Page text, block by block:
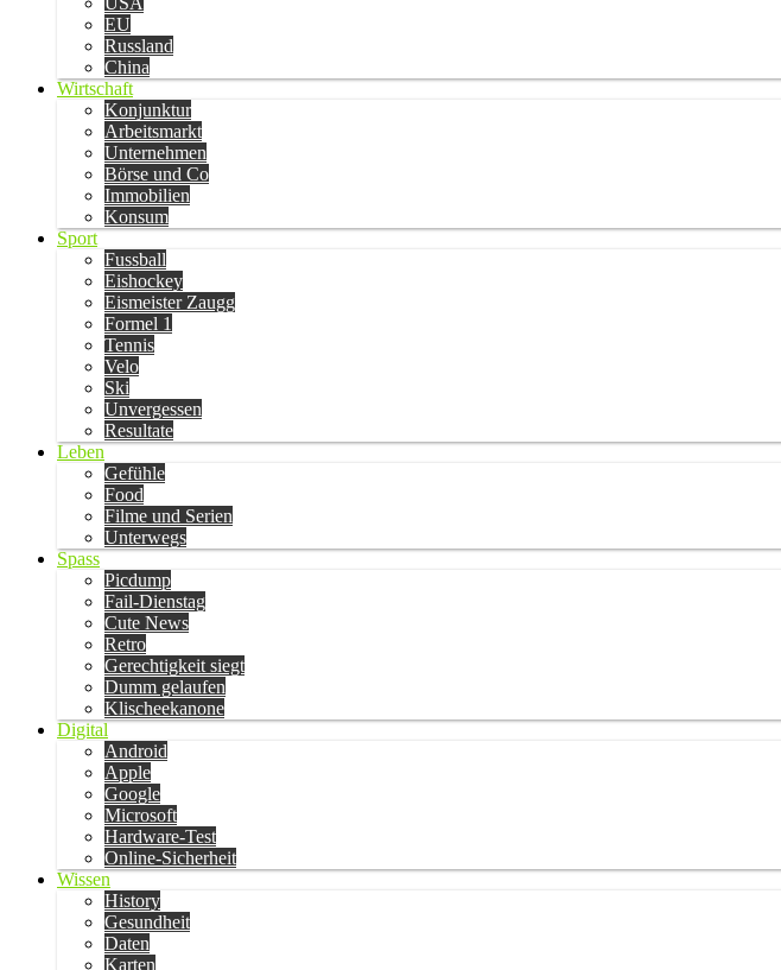
EU
Russland
China
Wirtschaft
Konjunktur
Arbeitsmarkt
Unternehmen
Börse und Co
Immobilien
Konsum
Sport
Fussball
Eishockey
Eismeister Zaugg
Formel 1
Tennis
Velo
Ski
Unvergessen
Resultate
Leben
Gefühle
Food
Filme und Serien
Unterwegs
Spass
Picdump
Fail-Dienstag
Cute News
Retro
Gerechtigkeit siegt
Dumm gelaufen
Klischeekanone
Digital
Android
Apple
Google
Microsoft
Hardware-Test
Online-Sicherheit
Wissen
History
Gesundheit
Daten
Karten